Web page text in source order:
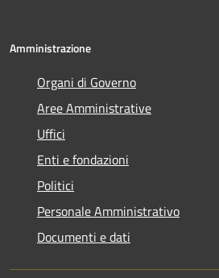
Amministrazione
Organi di Governo
Aree Amministrative
Uffici
Enti e fondazioni
Politici
Personale Amministrativo
Documenti e dati